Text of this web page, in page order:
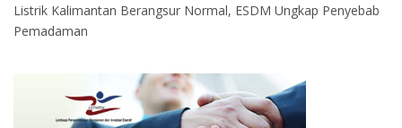
Listrik Kalimantan Berangsur Normal, ESDM Ungkap Penyebab
Pemadaman